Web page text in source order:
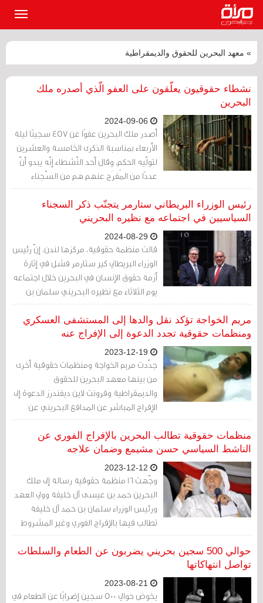
» معهد البحرين للحقوق والديمقراطية
نشطاء حقوقيون يعلّقون على العفو الّذي أصدره ملك
البحرين
أصدر ملك البحرين عفوًا عن 457 سجينًا ليلة
الأربعاء بمناسبة الذكرى الخامسة والعشرين
لتولّيه الحكم، وقال أحد النّشطاء إنّه يبدو أنّ
عددًا من المُفرَج عنهم هم من السّجناء
السّياسيين.
رئيس الوزراء البريطاني ستارمر يتجنّب ذكر السجناء
السياسيين في اجتماعه مع نظيره البحريني
قالت منظمة حقوقية، مركزها لندن، إنّ رئيس
الوزراء البريطاني كير ستارمر فشل في إثارة
أزمة حقوق الإنسان في البحرين خلال اجتماعه
يوم الثلاثاء مع نظيره البحريني سلمان بن
حمد آل خليفة، في داونينغ ستريت.
مريم الخواجة تؤكد نقل والدها إلى المستشفى العسكري
ومنظمات حقوقية تجدد الدعوة إلى الإفراج عنه
جدّدت مريم الخواجة ومنظمات حقوقية أخرى
من بينها معهد البحرين للحقوق
والديمقراطية وفرونت لاين ديفندرز الدعوة إلى
الإفراج المباشر عن المدافع البحريني عن
حقوق الإنسان عبد الهادي الخواجة، وتقديم
العلاج المناسب له.
منظمات حقوقية تطالب البحرين بالإفراج الفوري عن
الناشط السياسي حسن مشيمع وضمان علاجه
وجّهت 16 منظمة حقوقية رسالة إلى ملك
البحرين حمد بن عيسى آل خليفة وولي العهد
ورئيس الوزراء سلمان بن حمد آل خليفة
تطالب فيها بالإفراج الفوري وغير المشروط
عن الناشط السياسي البالغ من العمر 75
عامًا حسن مشيمع، وتأمين العلاج الطبي
حوالي 500 سجين بحريني يضربون عن الطعام والسلطات
تواصل انتهاكاتها
يخوض حوالي 500 سجين إضرابًا عن الطعام في